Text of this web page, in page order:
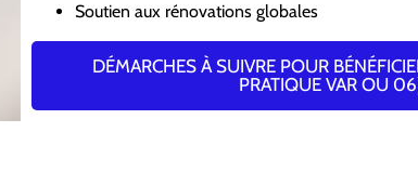
Soutien aux rénovations globales
DÉMARCHES À SUIVRE POUR
PRATIQUE VAR OU